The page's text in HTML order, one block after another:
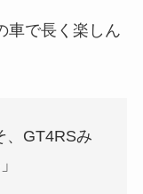
車で長く楽しん
GT4RSみ